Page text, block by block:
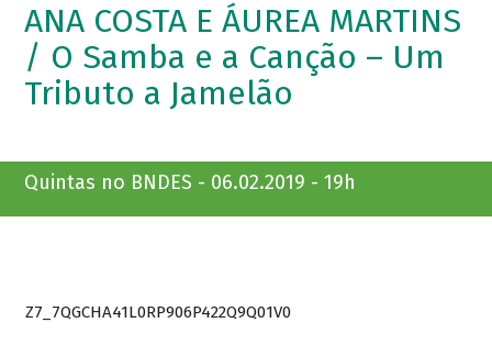
ANA COSTA E ÁUREA MARTINS
/ O Samba e a Canção – Um
Tributo a Jamelão
Quintas no BNDES - 06.02.2019 - 19h
Z7_7QGCHA41L0RP906P422Q9Q01V0